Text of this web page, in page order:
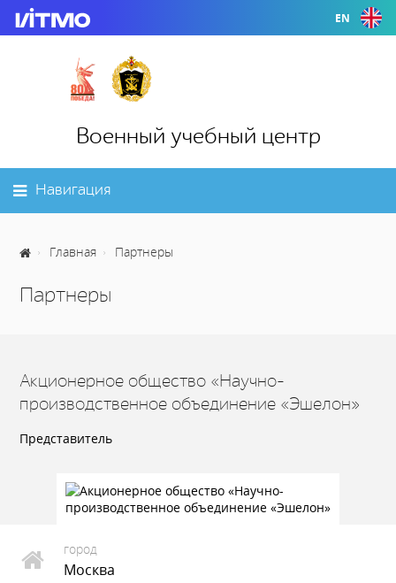
EN
Военный учебный центр
Навигация
Главная Партнеры
Партнеры
Акционерное общество «Научно-
производственное объединение «Эшелон»
Представитель
город
Москва